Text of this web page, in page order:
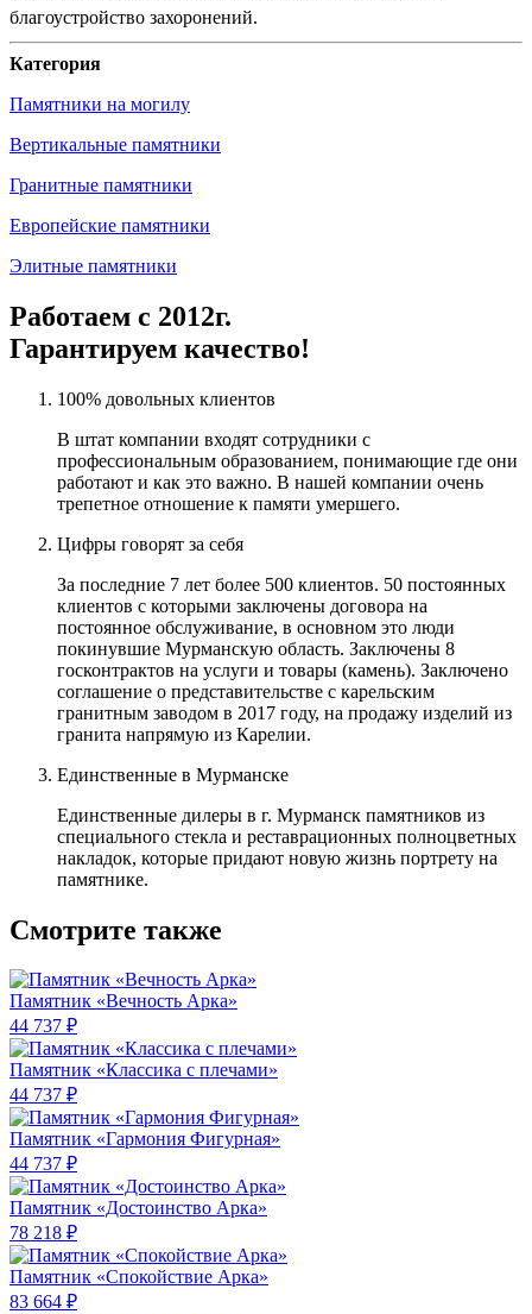
благоустройство захоронений.
Категория
Памятники на могилу
Вертикальные памятники
Гранитные памятники
Европейские памятники
Элитные памятники
Работаем с 2012г.
Гарантируем качество!
100% довольных клиентов
В штат компании входят сотрудники с
профессиональным образованием, понимающие где они
работают и как это важно. В нашей компании очень
трепетное отношение к памяти умершего.
Цифры говорят за себя
За последние 7 лет более 500 клиентов. 50 постоянных
клиентов с которыми заключены договора на
постоянное обслуживание, в основном это люди
покинувшие Мурманскую область. Заключены 8
госконтрактов на услуги и товары (камень). Заключено
соглашение о представительстве с карельским
гранитным заводом в 2017 году, на продажу изделий из
гранита напрямую из Карелии.
Единственные в Мурманске
Единственные дилеры в г. Мурманск памятников из
специального стекла и реставрационных полноцветных
накладок, которые придают новую жизнь портрету на
памятнике.
Смотрите также
Памятник «Вечность Арка»
44 737 ₽
Памятник «Классика c плечами»
44 737 ₽
Памятник «Гармония Фигурная»
44 737 ₽
Памятник «Достоинство Арка»
78 218 ₽
Памятник «Спокойствие Арка»
83 664 ₽